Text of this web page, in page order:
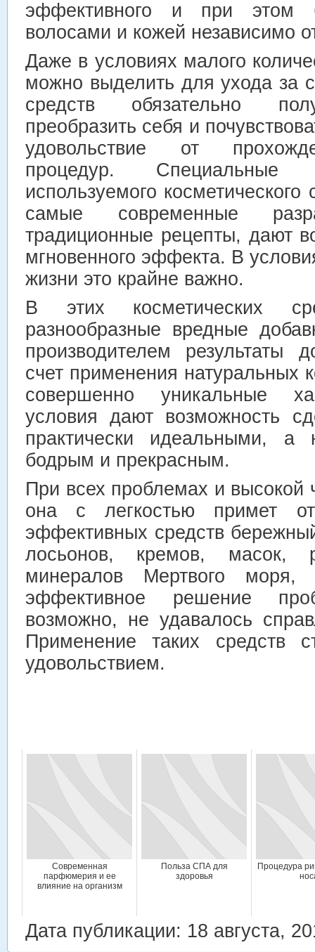
эффективного и при этом
волосами и кожей независимо
Даже в условиях малого
можно выделить для ухода за
средств обязательно
преобразить себя и
удовольствие от
процедур. Специальные
используемого
самые современные
традиционные рецепты, дают
мгновенного эффекта. В
жизни это крайне важно.
В этих косметических
разнообразные вредные
производителем результаты
счет применения натуральных
совершенно уникальные
условия дают возможность
практически идеальными, а
бодрым и прекрасным.
При всех проблемах и высокой
она с легкостью примет
эффективных средств
лосьонов, кремов, масок,
минералов Мертвого моря,
эффективное решение
возможно, не удавалось
Применение таких средств
удовольствием.
Современная
парфюмерия и ее
влияние на организм
Польза СПА для
здоровья
Процедура
Дата публикации: 18 августа,